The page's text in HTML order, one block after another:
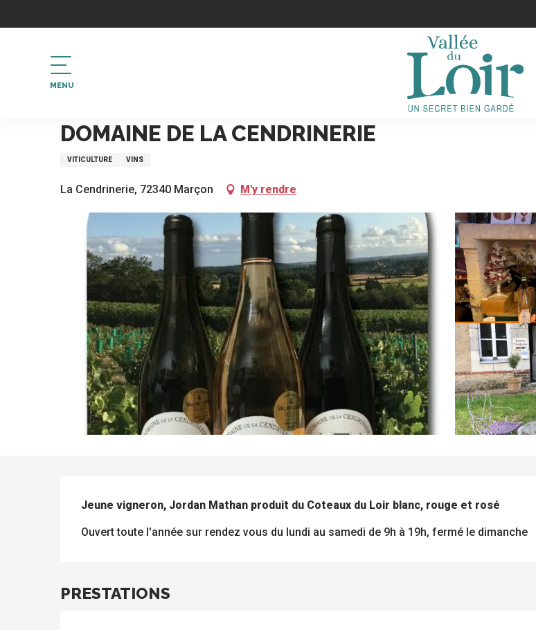
au
MENU
Accueil
DOMAINE DE LA CENDRINERIE
VITICULTURE VINS
La Cendrinerie, 72340 Marçon M'y rendre
DESCRIPTION
Jeune vigneron, Jordan Mathan produit du Coteaux du Loir blanc, rouge et rosé
Ouvert toute l'année sur rendez vous du lundi au samedi de 9h à 19h, fermé le dimanche
PRESTATIONS